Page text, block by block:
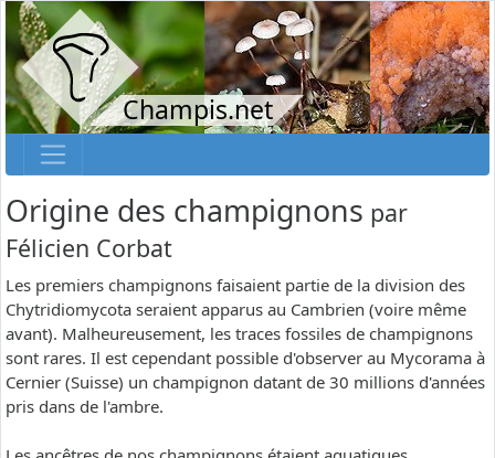
Champis.net
Origine des champignons par
Félicien Corbat
Les premiers champignons faisaient partie de la division des
Chytridiomycota seraient apparus au Cambrien (voire même
avant). Malheureusement, les traces fossiles de champignons
sont rares. Il est cependant possible d'observer au Mycorama à
Cernier (Suisse) un champignon datant de 30 millions d'années
pris dans de l'ambre.